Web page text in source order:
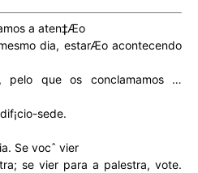
a aten‡Æo
dia, estarÆo acontecendo
pelo que os conclamamos …
sede.
Se vocˆ vier
se vier para a palestra, vote.